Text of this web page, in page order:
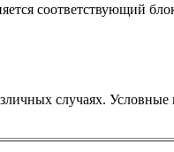
соответствующий
случаях.